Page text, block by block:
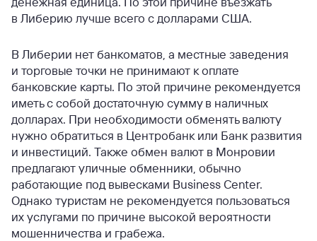
в Либерию лучше всего с долларами США.
В Либерии нет банкоматов, а местные заведения
и торговые точки не принимают к оплате
банковские карты. По этой причине рекомендуется
иметь с собой достаточную сумму в наличных
долларах. При необходимости обменять валюту
нужно обратиться в Центробанк или Банк развития
и инвестиций. Также обмен валют в Монровии
предлагают уличные обменники, обычно
работающие под вывесками Business Center.
Однако туристам не рекомендуется пользоваться
их услугами по причине высокой вероятности
мошенничества и грабежа.